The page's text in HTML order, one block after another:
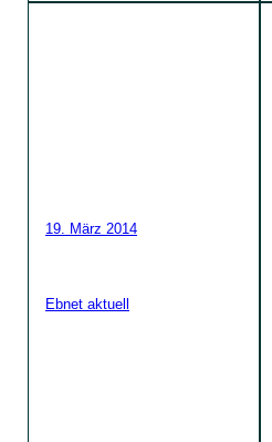
19. März 2014
Ebnet aktuell